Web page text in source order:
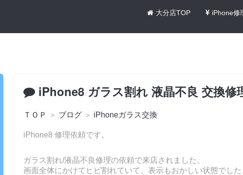
大分店TOP iPhone修
iPhone8 ガラス割れ 液晶不良 交換修
ＴＯＰ ＞ ブログ ＞ iPhoneガラス交換
iPhone8 修理依頼です。
ガラス割れ/液晶不良修理の依頼で来店されました。
画面全体にかけてヒビ割れていて、表示もおかしい状態でした